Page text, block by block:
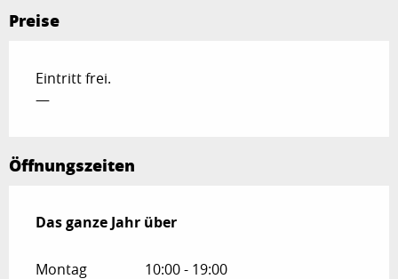
Preise
Eintritt frei.
—
Öffnungszeiten
Das ganze Jahr über
Das ganze Jahr über
Montag 10:00 - 19:00